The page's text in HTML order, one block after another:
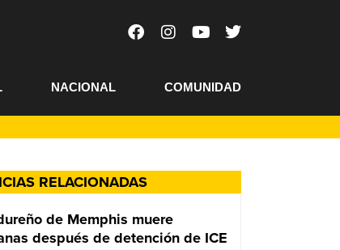
NACIONAL COMUNIDAD
RELACIONADAS
de Memphis muere
después de detención de ICE